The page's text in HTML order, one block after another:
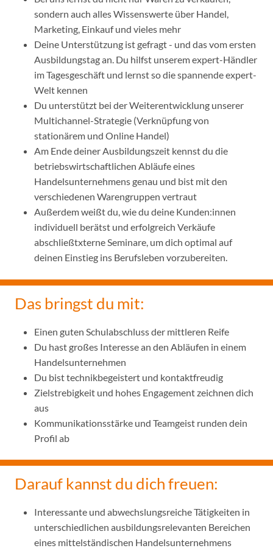
sondern auch alles Wissenswerte über Handel,
Marketing, Einkauf und vieles mehr
Deine Unterstützung ist gefragt - und das vom ersten
Ausbildungstag an. Du hilfst unserem expert-Händler
im Tagesgeschäft und lernst so die spannende expert-
Welt kennen
Du unterstützt bei der Weiterentwicklung unserer
Multichannel-Strategie (Verknüpfung von
stationärem und Online Handel)
Am Ende deiner Ausbildungszeit kennst du die
betriebswirtschaftlichen Abläufe eines
Handelsunternehmens genau und bist mit den
verschiedenen Warengruppen vertraut
Außerdem weißt du, wie du deine Kunden:innen
individuell berätst und erfolgreich Verkäufe
abschließtxterne Seminare, um dich optimal auf
deinen Einstieg ins Berufsleben vorzubereiten.
Das bringst du mit:
Einen guten Schulabschluss der mittleren Reife
Du hast großes Interesse an den Abläufen in einem
Handelsunternehmen
Du bist technikbegeistert und kontaktfreudig
Zielstrebigkeit und hohes Engagement zeichnen dich
aus
Kommunikationsstärke und Teamgeist runden dein
Profil ab
Darauf kannst du dich freuen:
Interessante und abwechslungsreiche Tätigkeiten in
unterschiedlichen ausbildungsrelevanten Bereichen
eines mittelständischen Handelsunternehmens